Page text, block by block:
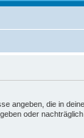
angeben, die in
oder